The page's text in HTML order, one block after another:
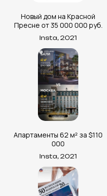
Новый дом на Красной
Пресне от 35 000 000 руб.
Insta, 2021
Апартаменты 62 м² за $110
000
Insta, 2021